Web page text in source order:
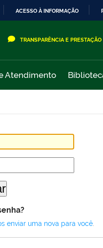
ACESSO À INFORMAÇÃO
TRANSPARÊNCIA E
Atendimento
enviar uma nova para você